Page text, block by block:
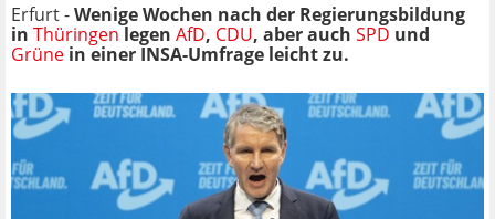
Erfurt -Wenige Wochen nach der Regierungsbildung
in Thüringen legen AfD, CDU, aber auch SPD und
Grüne in einer INSA-Umfrage leicht zu.